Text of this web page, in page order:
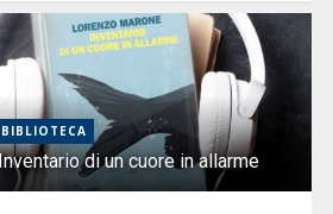
di un cuore in allarme